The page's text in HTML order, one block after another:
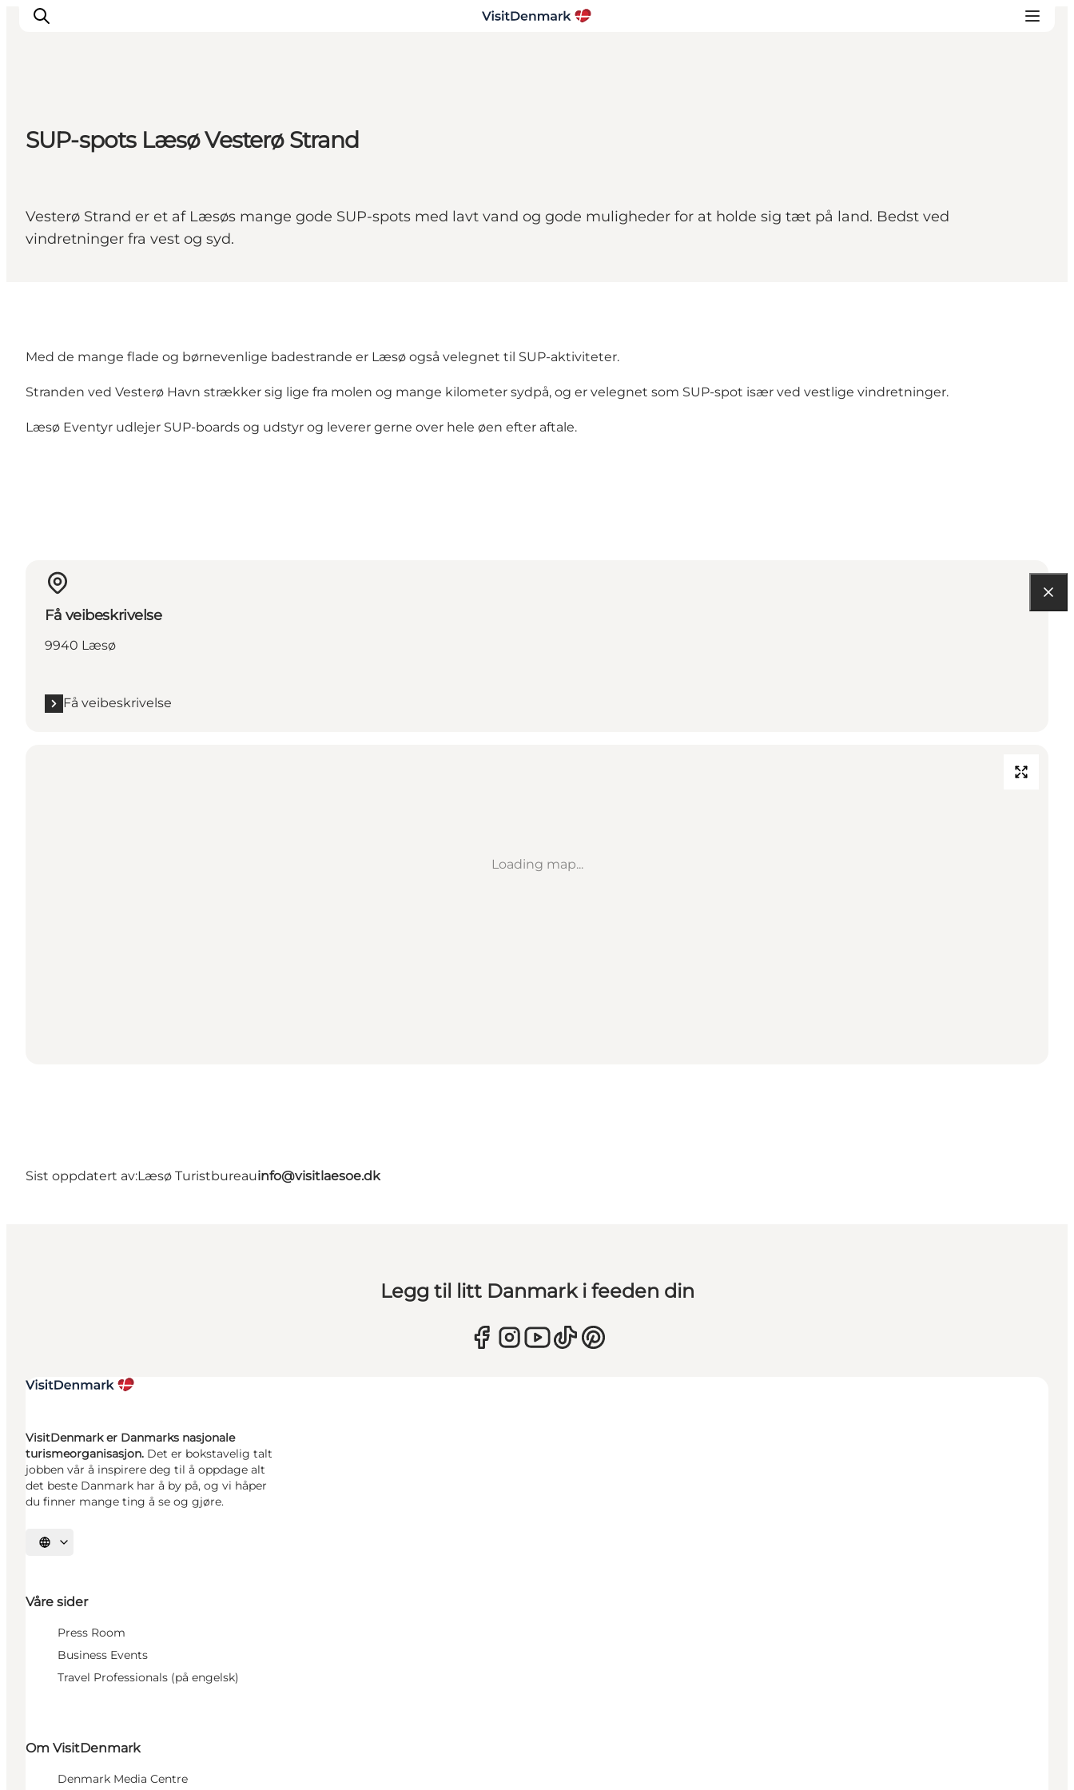
Inspirasjon
Reisemål
Planlegg reisen
SUP-spots Læsø Vesterø Strand
Vesterø Strand er et af Læsøs mange gode SUP-spots med lavt vand og gode muligheder for at holde sig tæt på land. Bedst ved
vindretninger fra vest og syd.
Med de mange flade og børnevenlige badestrande er Læsø også velegnet til SUP-aktiviteter.
Stranden ved Vesterø Havn strækker sig lige fra molen og mange kilometer sydpå, og er velegnet som SUP-spot især ved vestlige vindretninger.
Læsø Eventyr udlejer SUP-boards og udstyr og leverer gerne over hele øen efter aftale.
Få veibeskrivelse
9940 Læsø
Få veibeskrivelse
Loading map...
Sist oppdatert av:Læsø Turistbureauinfo@visitlaesoe.dk
Legg til litt Danmark i feeden din
VisitDenmark er Danmarks nasjonale
turismeorganisasjon. Det er bokstavelig talt
jobben vår å inspirere deg til å oppdage alt
det beste Danmark har å by på, og vi håper
du finner mange ting å se og gjøre.
Velg språk
Våre sider
Press Room
Business Events
Travel Professionals (på engelsk)
Om VisitDenmark
Denmark Media Centre